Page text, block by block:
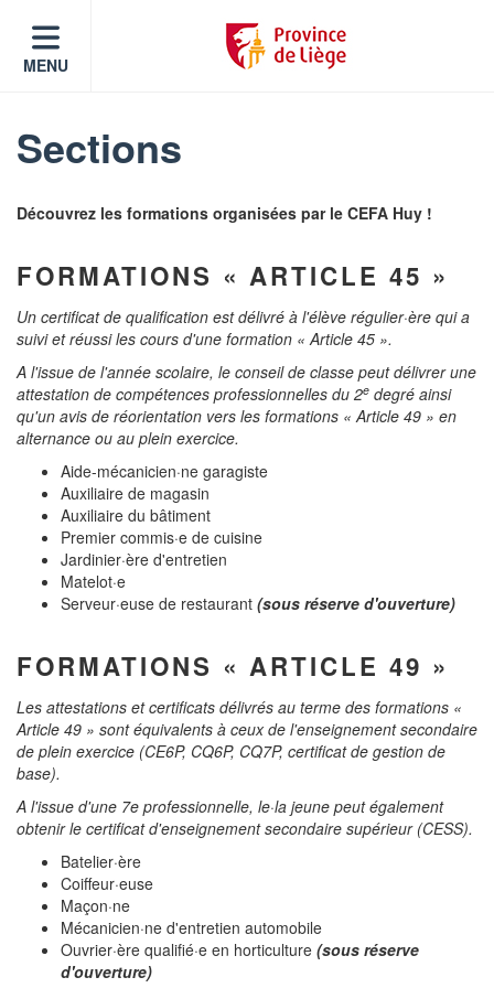
MENU
Sections
Découvrez les formations organisées par le CEFA Huy !
FORMATIONS « ARTICLE 45 »
Un certificat de qualification est délivré à l'élève régulier·ère qui a
suivi et réussi les cours d'une formation « Article 45 ».
A l'issue de l'année scolaire, le conseil de classe peut délivrer une
attestation de compétences professionnelles du 2e degré ainsi
qu'un avis de réorientation vers les formations « Article 49 » en
alternance ou au plein exercice.
Aide-mécanicien·ne garagiste
Auxiliaire de magasin
Auxiliaire du bâtiment
Premier commis·e de cuisine
Jardinier·ère d'entretien
Matelot·e
Serveur·euse de restaurant (sous réserve d'ouverture)
FORMATIONS « ARTICLE 49 »
Les attestations et certificats délivrés au terme des formations «
Article 49 » sont équivalents à ceux de l'enseignement secondaire
de plein exercice (CE6P, CQ6P, CQ7P, certificat de gestion de
base).
A l'issue d'une 7e professionnelle, le·la jeune peut également
obtenir le certificat d'enseignement secondaire supérieur (CESS).
Batelier·ère
Coiffeur·euse
Maçon·ne
Mécanicien·ne d'entretien automobile
Ouvrier·ère qualifié·e en horticulture (sous réserve
d'ouverture)